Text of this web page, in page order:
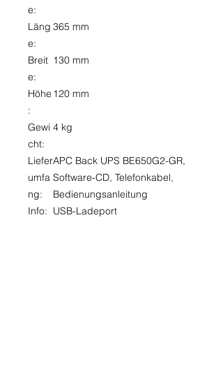
e:
Läng
e:
365 mm
Breit
e:
130 mm
Höhe
:
120 mm
Gewi
cht:
4 kg
Liefer
umfa
ng:
APC Back UPS BE650G2-GR,
Software-CD, Telefonkabel,
Bedienungsanleitung
Info: USB-Ladeport